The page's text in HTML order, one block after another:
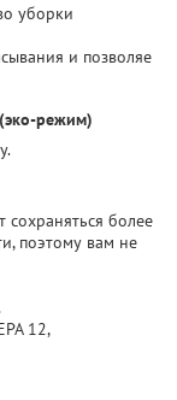
уборки
и позволяе
режим)
сохраняться более
поэтому вам не
12,